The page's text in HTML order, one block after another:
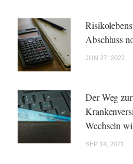
Abschluss
JUN 27, 2022
Der Weg
Wechseln
SEP 14, 2021